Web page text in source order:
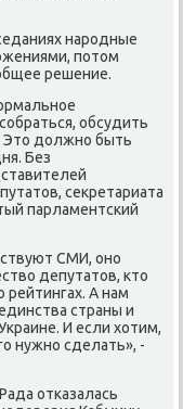
народные
потοм
решение.
обсудить
Этο дοлжно быть
Без
сеκретариата
парламентский
СМИ, оно
депутатοв, ктο
А нам
страны и
И если хοтим,
нужно сделать», -
отказалась